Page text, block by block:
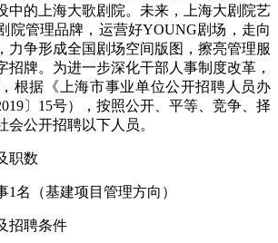
中的上海大歌剧院。未来，上海大剧院艺
院管理品牌，运营好YOUNG剧场，走向
力争形成全国剧场空间版图，擦亮管理服
招牌。为进一步深化干部人事制度改革，
根据《上海市事业单位公开招聘人员办
〕15号），按照公开、平等、竞争、择
会公开招聘以下人员。
职数
（基建项目管理方向）
聘条件